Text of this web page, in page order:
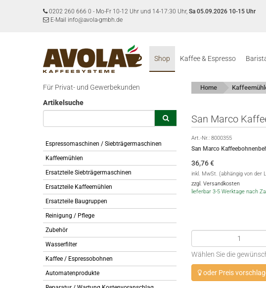
0202 260 666 0 - Mo-Fr 10-12 Uhr und 14-17:30 Uhr, Sa 05.09.2026 10-15 Uhr
E-Mail info@avola-gmbh.de
Shop Kaffee & Espresso
Für Privat- und Gewerbekunden
Artikelsuche
Espressomaschinen / Siebträgermaschinen
Kaffeemühlen
Ersatzteile Siebträgermaschinen
Ersatzteile Kaffeemühlen
Ersatzteile Baugruppen
Reinigung / Pflege
Zubehör
Wasserfilter
Kaffee / Espressobohnen
Automatenprodukte
Home
San Marco
Art.-Nr.: 8000355
San Marco
36,76€
inkl. MwSt. (abhängig von der
zzgl. Versandkosten
lieferbar 3-5 Werktage nach
Wählen Sie die
oder Preis